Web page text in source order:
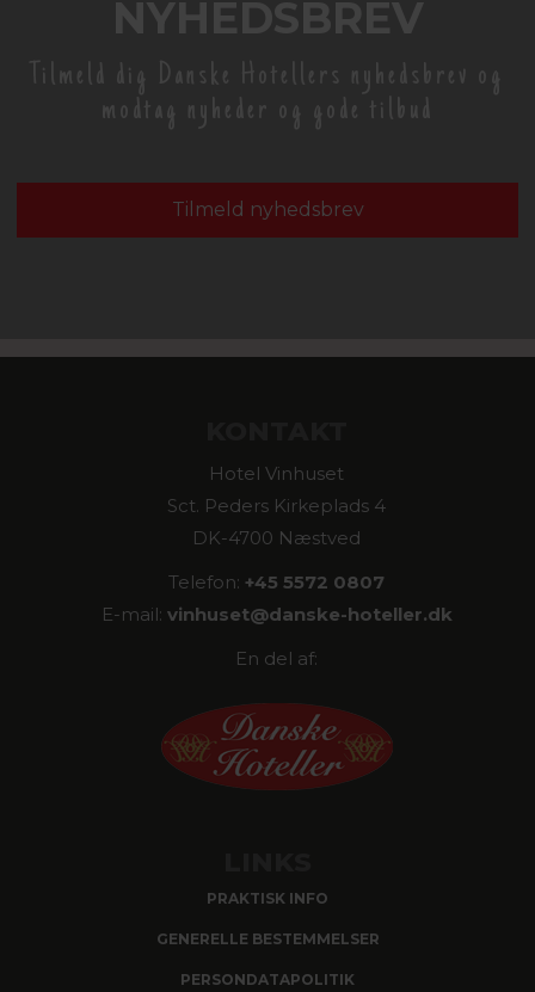
NYHEDSBREV
Tilmeld dig Danske Hotellers nyhedsbrev og
modtag nyheder og gode tilbud
Tilmeld nyhedsbrev
Hotel Vinhuset
Sct. Peders Kirkeplads 4
DK-4700 Næstved
Telefon: +45 5572 0807
E-mail: vinhuset@danske-hoteller.dk
En del af:
PRAKTISK INFO
GENERELLE BESTEMMELSER
PERSONDATAPOLITIK